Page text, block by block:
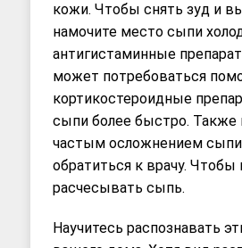
кожи. Чтобы снять зуд и
намочите место сыпи
антигистаминные
может потребоваться
кортикостероидные
сыпи более быстро. Также
частым осложнением
обратиться к врачу.
расчесывать сыпь.
Научитесь распознавать